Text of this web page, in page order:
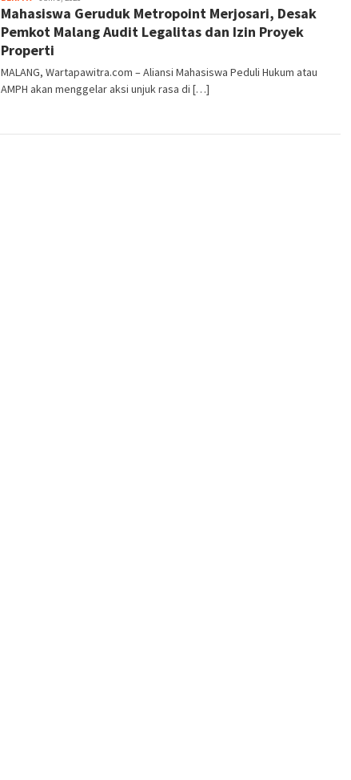
Mahasiswa Geruduk Metropoint Merjosari, Desak
Pemkot Malang Audit Legalitas dan Izin Proyek
Properti
MALANG, Wartapawitra.com – Aliansi Mahasiswa Peduli Hukum atau
AMPH akan menggelar aksi unjuk rasa di […]